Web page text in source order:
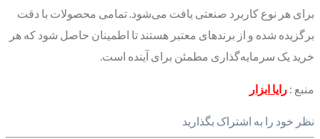
برای هر نوع کاربرد صنعتی یافت می‌شود. تمامی محصولات با دقت
برگزیده شده و از برندهای معتبر هستند تا اطمینان حاصل شود که هر
خرید یک سرمایه‌گذاری مطمئن برای آینده است.
منبع : رایا ابزار
نظر خود را به اشتراک بگذارید